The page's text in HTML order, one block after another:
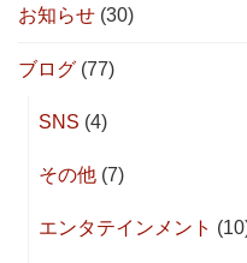
お知らせ (30)
ブログ (77)
SNS (4)
その他 (7)
エンタテインメント